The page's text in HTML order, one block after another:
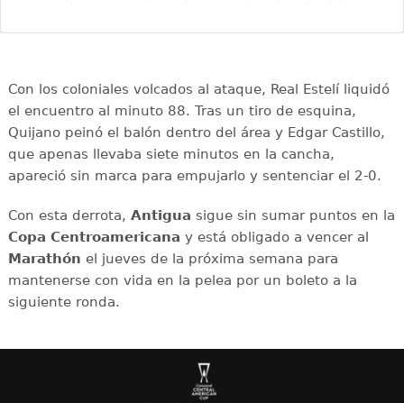
Con los coloniales volcados al ataque, Real Estelí liquidó
el encuentro al minuto 88. Tras un tiro de esquina,
Quijano peinó el balón dentro del área y Edgar Castillo,
que apenas llevaba siete minutos en la cancha,
apareció sin marca para empujarlo y sentenciar el 2-0.
Con esta derrota, Antigua sigue sin sumar puntos en la
Copa Centroamericana y está obligado a vencer al
Marathón el jueves de la próxima semana para
mantenerse con vida en la pelea por un boleto a la
siguiente ronda.